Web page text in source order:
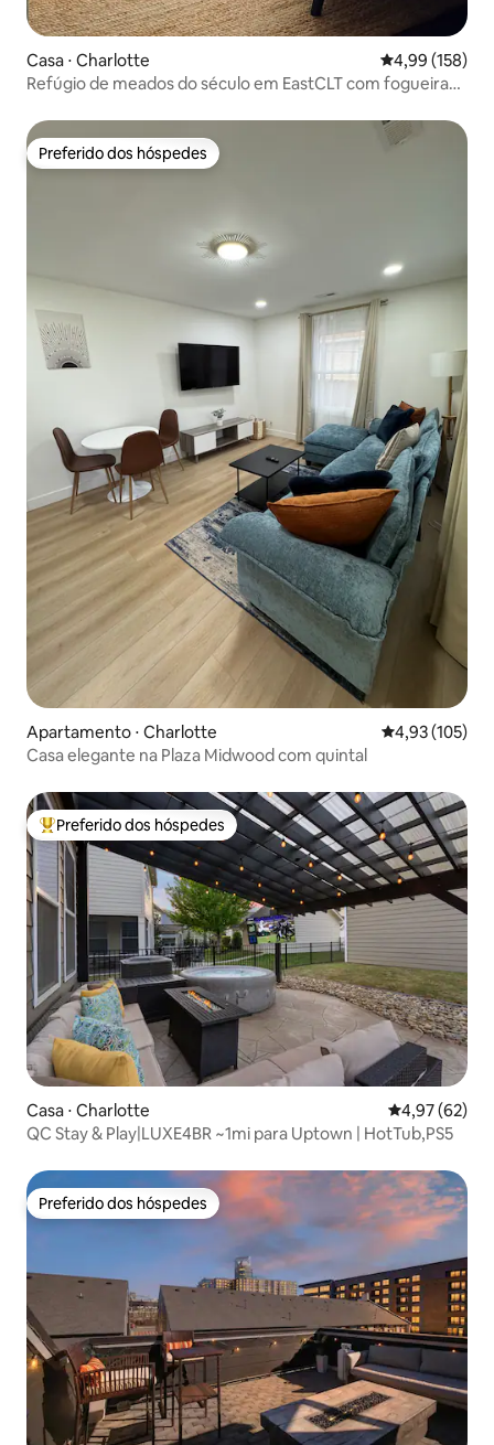
Casa ⋅ Charlotte 4,99 de uma
4,99 (158)
Refúgio de meados do século em EastCLT com fogueira
Preferido dos hóspedes
Preferido dos hóspedes
Apartamento ⋅ Charlotte 4,93 de uma
4,93 (105)
Casa elegante na Plaza Midwood com quintal
Entre os melhores preferidos dos hóspedes
Preferido dos hóspedes
Casa ⋅ Charlotte 4,97 de uma
4,97 (62)
QC Stay & Play|LUXE4BR ~1mi para Uptown | HotTub,PS5
Preferido dos hóspedes
Preferido dos hóspedes